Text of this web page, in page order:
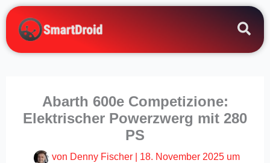
Zum
Inhalt
springen
Abarth 600e Competizione:
Elektrischer Powerzwerg mit 280
PS
von Denny Fischer
18. November 2025 um